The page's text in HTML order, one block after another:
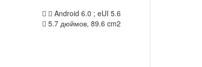
Android 6.0 ; eUI 5.6
5.7 дюймов, 89.6 cm2